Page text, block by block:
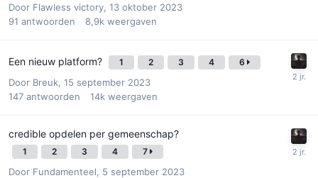
Door Flawless victory, 13 oktober 2023
91 antwoorden 8,9k weergaven
Een nieuw platform? 1 2 3 4 6
Door Breuk, 15 september 2023
147 antwoorden 14k weergaven
credible opdelen per gemeenschap?
1 2 3 4 7
Door Fundamenteel, 5 september 2023